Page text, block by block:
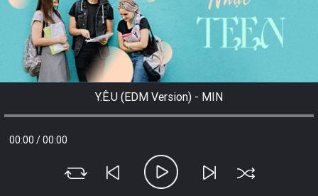
Y.Ê.U (EDM Version) - MIN
00:00 /00:00